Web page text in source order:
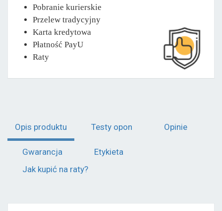
Pobranie kurierskie
Przelew tradycyjny
Karta kredytowa
Płatność PayU
Raty
Opis produktu Testy opon Opinie
Gwarancja
Etykieta
Jak kupić na raty?